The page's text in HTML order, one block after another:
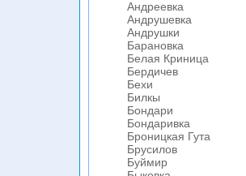
Андреевка
Андрушевка
Андрушки
Барановка
Белая Криница
Бердичев
Бехи
Билкы
Бондари
Бондаривка
Броницкая Гута
Брусилов
Буймир